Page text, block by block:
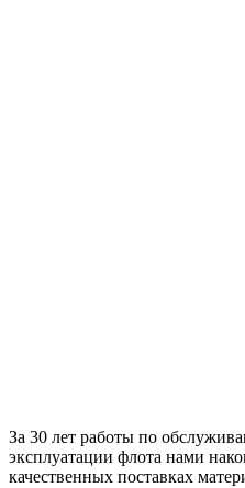
За 30 лет работы по
эксплуатации флота нами
качественных поставках